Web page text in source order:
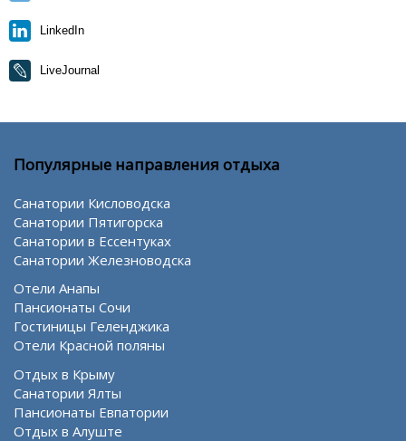
LinkedIn
LiveJournal
Популярные направления отдыха
Санатории Кисловодска
Санатории Пятигорска
Санатории в Ессентуках
Санатории Железноводска
Отели Анапы
Пансионаты Сочи
Гостиницы Геленджика
Отели Красной поляны
Отдых в Крыму
Санатории Ялты
Пансионаты Евпатории
Отдых в Алуште